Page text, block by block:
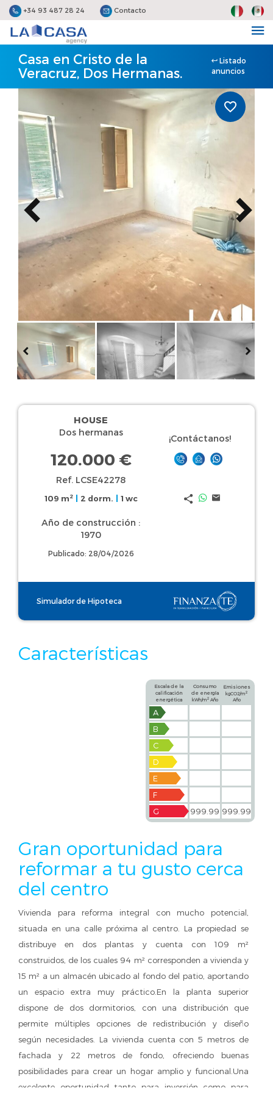
+34 93 487 28 24 Contacto
Casa en Cristo de la
Veracruz, Dos Hermanas.
Listado
anuncios
HOUSE
Dos hermanas
120.000 €
Ref. LCSE42278
109 m2 2 dorm. 1 wc
Año de construcción :
1970
Publicado: 28/04/2026
¡Contáctanos!
Simulador de Hipoteca
Características
Escala de la
calificación
energética
Consumo
de energía
kWh/m 2Año
Emisiones
kgCO2/m2
Año
A
B
C
D
E
F
G
999.99 999.99
Gran oportunidad para
reformar a tu gusto cerca
del centro
Vivienda para reforma integral con mucho potencial,
situada en una calle próxima al centro. La propiedad se
distribuye en dos plantas y cuenta con 109 m²
construidos, de los cuales 94 m² corresponden a vivienda y
15 m² a un almacén ubicado al fondo del patio, aportando
un espacio extra muy práctico.En la planta superior
dispone de dos dormitorios, con una distribución que
permite múltiples opciones de redistribución y diseño
según necesidades. La vivienda cuenta con 5 metros de
fachada y 22 metros de fondo, ofreciendo buenas
posibilidades para crear un hogar amplio y funcional.Una
excelente oportunidad tanto para inversión como para